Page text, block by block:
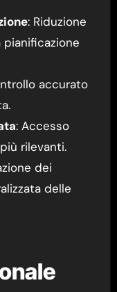
: Riduzione
accurato
: Accesso
rilevanti.
dei
delle